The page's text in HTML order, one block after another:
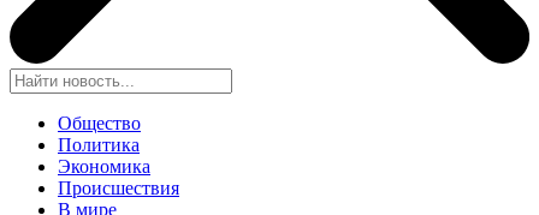
Общество
Политика
Экономика
Происшествия
В мире